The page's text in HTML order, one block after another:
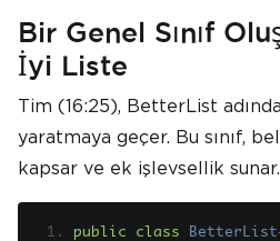
Bir Genel Sınıf
İyi Liste
Tim (16:25), BetterList
yaratmaya geçer. Bu sınıf,
kapsar ve ek işlevsellik sunar.
public class BetterList